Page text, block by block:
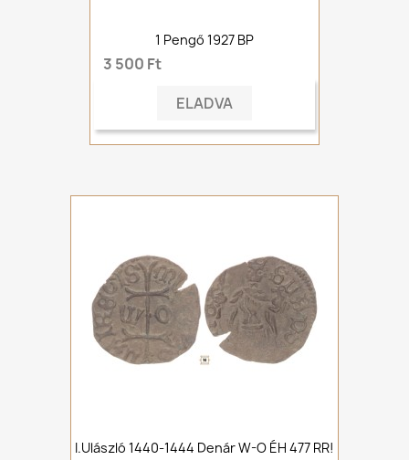
1 Pengő 1927 BP
3 500 Ft
ELADVA
I.Ulászló 1440-1444 Denár W-O ÉH 477 RR!